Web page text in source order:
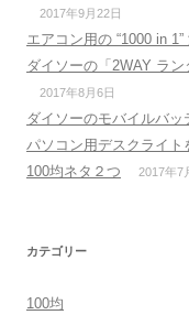
2017年9月22日
エアコン用の “1000 in
ダイソーの「2WAY ラ
2017年8月6日
ダイソーのモバイルバ
パソコン用デスクライト
100均ネタ２つ 2017年7
カテゴリー
100均